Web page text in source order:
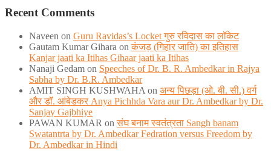
Recent Comments
Naveen on Guru Ravidas’s Locket गुरु रविदास का लॉकेट
Gautam Kumar Gihara onकंजड़ (गिहार जाति) का इतिहास
Kanjar jaati ka Itihas Gihaar jaati ka Itihas
Nanaji Gedam on Speeches of Dr. B. R. Ambedkar in Rajya
Sabha by Dr. B.R. Ambedkar
AMIT SINGH KUSHWAHA on अन्य पिछड़ा (ओ. बी. सी.) वर्ग
और डॉ. आंबेडकर Anya Pichhda Vara aur Dr. Ambedkar by Dr.
Sanjay Gajbhiye
PAWAN KUMAR onसंघ बनाम स्वतंत्रता Sangh banam
Swatantrta by Dr. Ambedkar Fedration versus Freedom by
Dr. Ambedkar in Hindi